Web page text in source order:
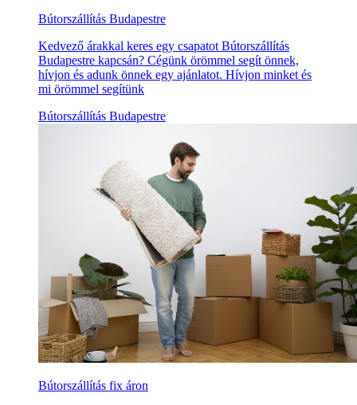
Bútorszállítás Budapestre
Kedvező árakkal keres egy csapatot Bútorszállítás
Budapestre kapcsán? Cégünk örömmel segít önnek,
hívjon és adunk önnek egy ajánlatot. Hívjon minket és
mi örömmel segítünk
Bútorszállítás Budapestre
Bútorszállítás fix áron